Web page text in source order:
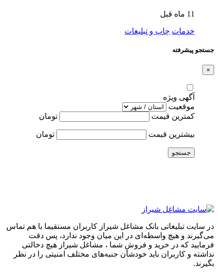
11 ماه قبل
خدمات چاپ و تبلیغات
جستجو پیشرفته
×
آگهی ویژه
موقعیت
کمترین قیمت
تومان
بیشترین قیمت تومان
جستجو
در سایت تبلیغاتی بانک مشاغل شیراز کاربران مستقیما با هم تماس
می‌گیرند و هیچ واسطه‌ای در این میان وجود ندارد، پس دقت
فرمایید که در خرید و فروشِ شما ، مشاغل شیراز هیچ دخالتی
نداشته و کاربران باید خودشان جنبه‌های مختلف امنیتی را در نظر
بگیرند.